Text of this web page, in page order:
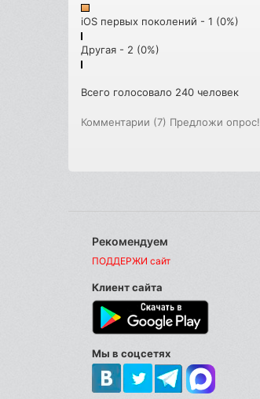
iOS первых поколений - 1 (0%)
Другая - 2 (0%)
Всего голосовало 240 человек
Комментарии (7) Предложи опрос!
Рекомендуем
ПОДДЕРЖИ сайт
Клиент сайта
Мы в соцсетях